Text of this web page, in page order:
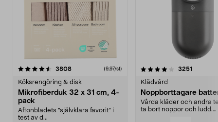
3808recensioner (9,97/st)
Köksrengöring & disk
Mikrofiberduk 32 x 31 cm, 4-
pack
Aftonbladets "självklara favorit” i
test av d...
4.0av 5 stjärnor 3251
Klädvård
Noppborttagare
Vårda kläder och andra
ta bort noppor och ludd.
4.5av 5 stjärnor